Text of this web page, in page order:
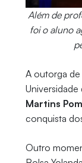
Além de
foi o aluno
A outorga de
Martins
conquista
Outro